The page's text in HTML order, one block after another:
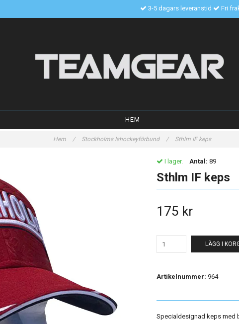
3-5 dagars leveranstid Fri
HEM
Hem / Stockholms Ishockeyförbund / Sthlm IF keps
I lager. Antal: 89
Sthlm IF keps
175 kr
LÄGG I
Artikelnummer: 964
Specialdesignad keps med